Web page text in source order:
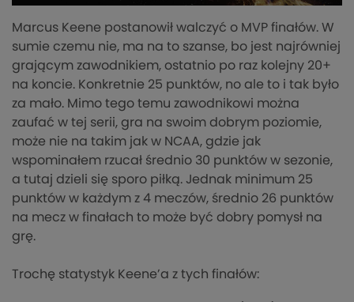
Marcus Keene postanowił walczyć o MVP finałów. W
sumie czemu nie, ma na to szanse, bo jest najrówniej
grającym zawodnikiem, ostatnio po raz kolejny 20+
na koncie. Konkretnie 25 punktów, no ale to i tak było
za mało. Mimo tego temu zawodnikowi można
zaufać w tej serii, gra na swoim dobrym poziomie,
może nie na takim jak w NCAA, gdzie jak
wspominałem rzucał średnio 30 punktów w sezonie,
a tutaj dzieli się sporo piłką. Jednak minimum 25
punktów w każdym z 4 meczów, średnio 26 punktów
na mecz w finałach to może być dobry pomysł na
grę.
Trochę statystyk Keene’a z tych finałów: